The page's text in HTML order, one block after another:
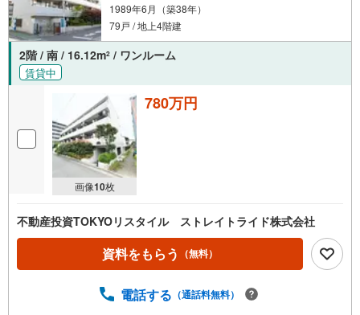
1989年6月（築38年）
79戸 / 地上4階建
2階 / 南 / 16.12m2 / ワンルーム
賃貸中
画像10枚
780万円
不動産投資TOKYOリスタイル ストレイトライド株式会社
資料をもらう （無料）
電話する （通話料無料）